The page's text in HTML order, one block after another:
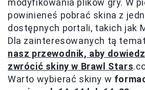
modyfikowania plików gry. W
powinieneś pobrać skina z
dostępnych portali, takich jak
Dla zainteresowanych tą
nasz przewodnik, aby
zwrócić skiny w Brawl Stars
Warto wybierać skiny w